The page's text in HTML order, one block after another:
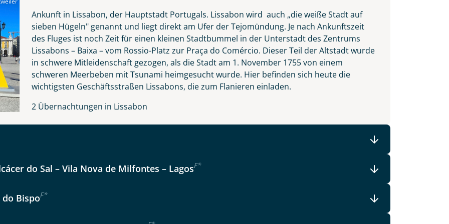
WhatsApp
wählen
Ankunft in Lissabon, der Hauptstadt Portugals. Lissabon wird auch „die weiße Stadt auf
sieben Hügeln" genannt und liegt direkt am Ufer der Tejomündung. Je nach Ankunftszeit
des Fluges ist noch Zeit für einen kleinen Stadtbummel in der Unterstadt des Zentrums
Lissabons – Baixa – vom Rossio-Platz zur Praça do Comércio. Dieser Teil der Altstadt wurde
in schwere Mitleidenschaft gezogen, als die Stadt am 1. November 1755 von einem
schweren Meerbeben mit Tsunami heimgesucht wurde. Hier befinden sich heute die
wichtigsten Geschäftsstraßen Lissabons, die zum Flanieren einladen.
2 Übernachtungen in Lissabon
do Sal – Vila Nova de Milfontes – LagosF*
do BispoF*
Telefon